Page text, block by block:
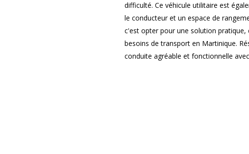
difficulté. Ce véhicule utilitaire est
le conducteur et un espace de
c'est opter pour une solution
besoins de transport en Martinique.
conduite agréable et fonctionnelle